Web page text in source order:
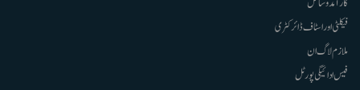
فیکلٹی اور اسٹاف ڈائرکٹری
ملازم لاگ ان
فیس ادائیگی پورٹل